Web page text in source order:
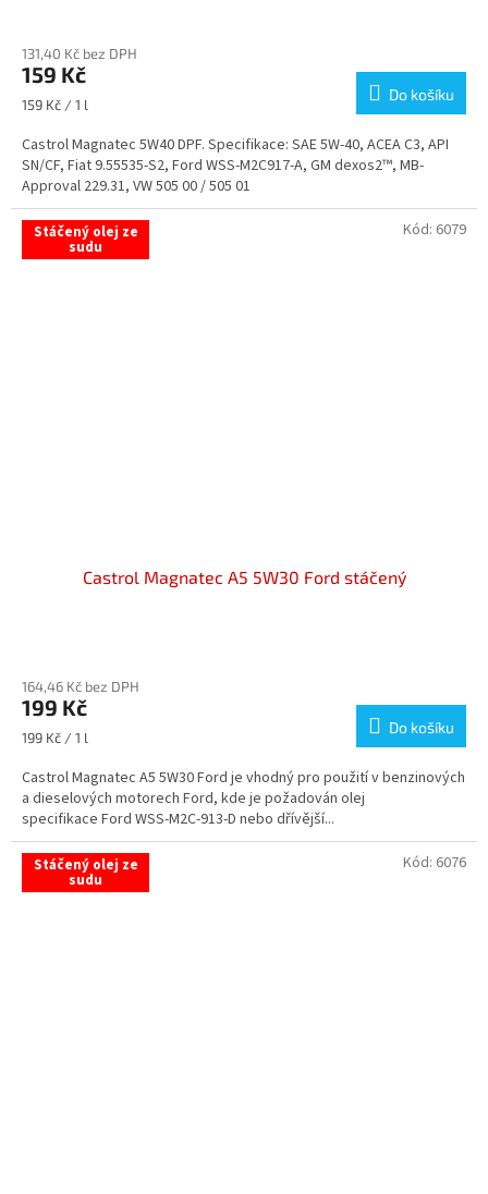
produktu
je
5,0
5
hvězdiček.
131,40 Kč bez DPH
159 Kč
Měrná
159 Kč / 1 l
Do košíku
Castrol Magnatec 5W40 DPF. Specifikace: SAE 5W-40, ACEA C3, API
SN/CF, Fiat 9.55535-S2, Ford WSS-M2C917-A, GM dexos2™, MB-
Approval 229.31, VW 505 00 / 505 01
Stáčený olej ze
sudu
Castrol Magnatec A5 5W30 Ford stáčený
produktu
je
5,0
5
hvězdiček.
164,46 Kč bez DPH
199 Kč
Měrná
199 Kč / 1 l
Do košíku
Castrol Magnatec A5 5W30 Ford je vhodný pro použití v benzinových
a dieselových motorech Ford, kde je požadován olej
specifikace Ford WSS-M2C-913-D nebo dřívější...
Kód: 6079
Stáčený olej ze
sudu
Kód: 6076